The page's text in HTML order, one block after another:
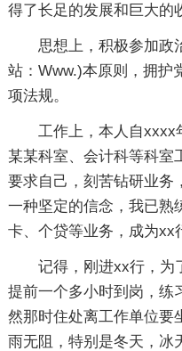
得了长足的发展和巨大的
思想上，积极参加政
站：Www.)本原则，拥护
项法规。
工作上，本人自xxxx
某某科室、会计科等科室
要求自己，刻苦钻研业务
一种坚定的信念，我已熟
卡、个贷等业务，成为xx
记得，刚进xx行，为
提前一个多小时到岗，练
然那时住处离工作单位要
雨无阻，特别是冬天，冰